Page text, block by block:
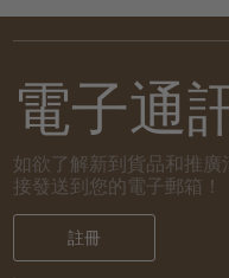
電子通
如欲了解新到貨品和推
接發送到您的電子郵箱！
註冊